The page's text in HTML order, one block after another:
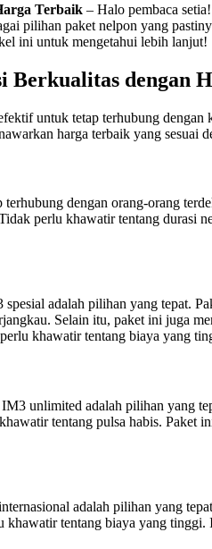
Terbaik – Halo pembaca
pilihan paket nelpon yang
ini untuk mengetahui lebih lanjut!
dengan
untuk tetap terhubung
harga terbaik yang
dengan orang-orang
perlu khawatir tentang
adalah pilihan yang tepat.
Selain itu, paket ini juga
khawatir tentang biaya yang
unlimited adalah pilihan yang
tentang pulsa habis.
adalah pilihan yang
khawatir tentang biaya yang